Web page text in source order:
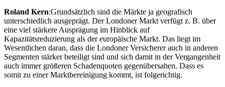
Roland Kern:Grundsätzlich sind die Märkte ja geografisch
unterschiedlich ausgeprägt. Der Londoner Markt verfügt z. B. über
eine viel stärkere Ausprägung im Hinblick auf
Kapazitätsreduzierung als der europäische Markt. Das liegt im
Wesentlichen daran, dass die Londoner Versicherer auch in anderen
Segmenten stärker beteiligt sind und sich damit in der Vergangenheit
auch immer größeren Schadenquoten gegenübersahen. Dass es
somit zu einer Marktbereinigung kommt, ist folgerichtig.